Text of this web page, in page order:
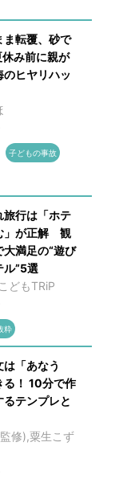
ま転覆、砂で
み前に親が
のヒヤリハッ
子どもの事故
旅行は「ホテ
」が正解 観
大満足の“遊び
ル”5選
どもTRiP
粋
「あなう
る！ 10分で作
テンプレと
修),粟生こず